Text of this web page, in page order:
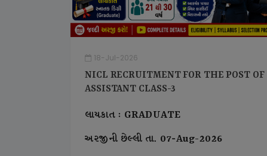
18-Jul-2026
NICL RECRUITMENT FOR THE POST OF
ASSISTANT CLASS-3
લાયકાત : GRADUATE
અરજીની છેલ્લી તા. 07-Aug-2026